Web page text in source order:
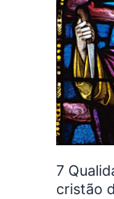
7
cristão